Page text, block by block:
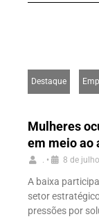
Destaque
Mulheres
em meio ao
. • 8 de
A baixa
setor
pressões por